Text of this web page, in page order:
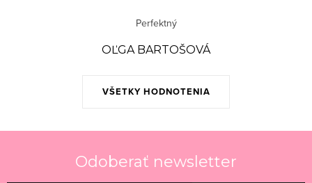
VŠETKY HODNOTENIA
Perfektný
OĽGA BARTOŠOVÁ
Odoberať newsletter